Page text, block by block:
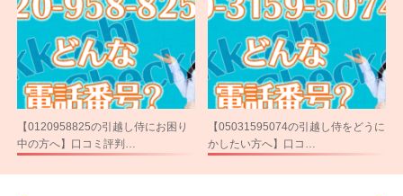
【0120958825の引越し侍にお困り
中の方へ】口コミ評判…
【05031595074の引越し侍をどうに
かしたい方へ】口コ…